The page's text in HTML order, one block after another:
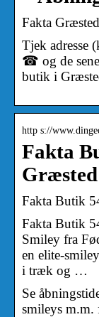
Fakta
Tjek adresse
☎ og de
butik i
http s://
Fakta
Fakta Butik
Fakta Butik
Smiley fra
en elite-
i træk og …
Se
smileys